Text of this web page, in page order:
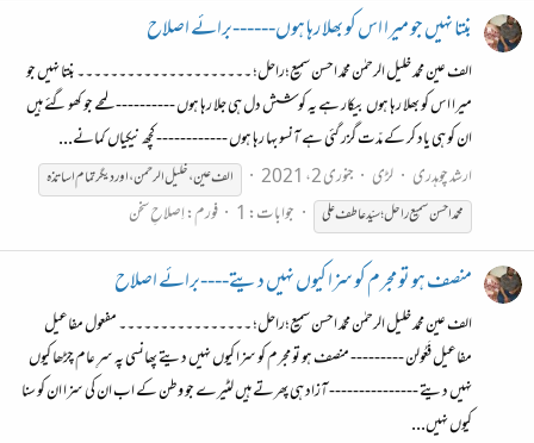
بنتا نہیں جو میرا اس کو بھلا رہا ہوں------برائے اصلاح
الف عین محمد خلیل الرحمٰن محمّد احسن سمیع؛راحل؛ ۔۔۔۔۔۔۔۔۔۔۔۔۔۔۔۔۔۔۔۔۔ بنتا نہیں جو
میرا اس کو بھلا رہا ہوں بیکار ہے یہ کوشش دل ہی جلا رہا ہوں ---------- لمحے جو کھو گئے ہیں
ان کو ہی یاد کر کے مدّت گزر گئی ہے آنسو بہا رہا ہوں ------------ کچھ نیکیاں کمانے...
ارشد چوہدری
لڑی جنوری 2، 2021
الف عین ، خلیل الرحمن ، اور دیگر تمام اساتذہ
محمّداحسنسمیعراحل؛سیّدعاطفعلی جوابات: 1 فورم:اِصلاحِ سخن
منصف ہو تو مجرم کو سزا کیوں نہیں دیتے----برائے اصلاح
الف عین محمد خلیل الرحمٰن محمّد احسن سمیع؛راحل؛ ۔۔۔۔۔۔۔۔۔۔۔۔۔۔۔۔ مفعول مفاعیل
مفاعیل فَعُولن --------- منصف ہو تو مجرم کو سزا کیوں نہیں دیتے پھانسی پہ سرِ عام چڑھا کیوں
نہیں دیتے --------------- آزاد ہی پھرتے ہیں لٹیرے جو وطن کے اب ان کی سزا ان کو سنا
کیوں نہیں...